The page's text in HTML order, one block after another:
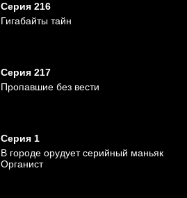
Серия 216
Гигабайты тайн
Серия 217
Пропавшие без вести
Серия 1
В городе орудует серийный маньяк
Органист